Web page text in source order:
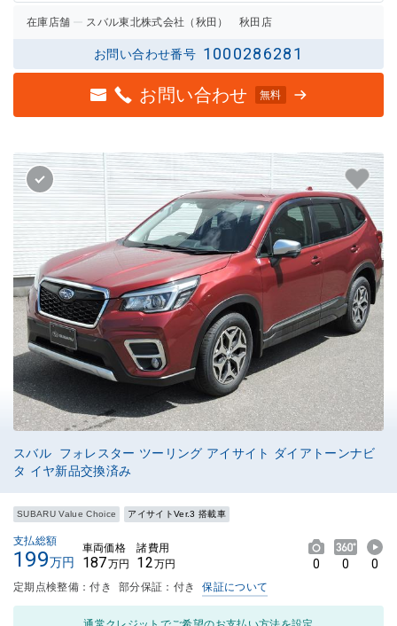
在庫店舗 スバル東北株式会社（秋田） 秋田店
お問い合わせ番号 1000286281
お問い合わせ 無料
スバル フォレスター ツーリング アイサイト ダイアトーンナビ
タ イヤ新品交換済み
SUBARU Value Choice アイサイトVer.3 搭載車
支払総額
199万円
車両価格
187万円
諸費用
12万円 0 0 0
定期点検整備：付き 部分保証：付き 保証について